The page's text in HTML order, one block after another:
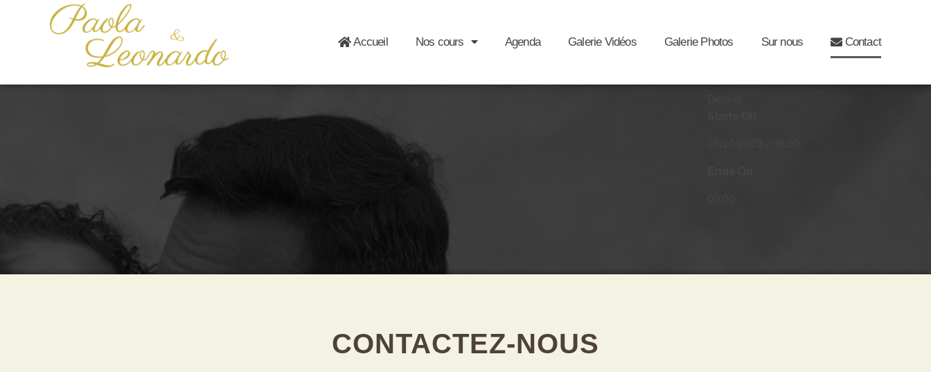
Accueil Nos cours Agenda Galerie Vidéos Galerie Photos Sur nous Contact
CONTACTEZ-NOUS